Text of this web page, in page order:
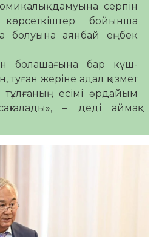
дамуына серпін
көрсеткіштер бойынша
болуына аянбай еңбек
болашағына бар күш-
туған жеріне адал қызмет
тұлғаның есімі әрдайым
– деді аймақ